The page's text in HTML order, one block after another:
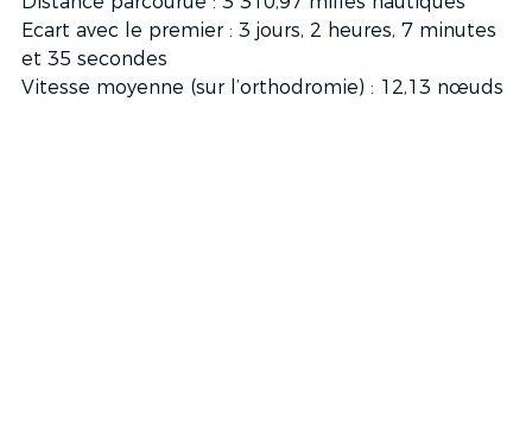
Ecart avec le premier : 3 jours, 2 heures, 7 minutes
et 35 secondes
Vitesse moyenne (sur l’orthodromie) : 12,13 nœuds